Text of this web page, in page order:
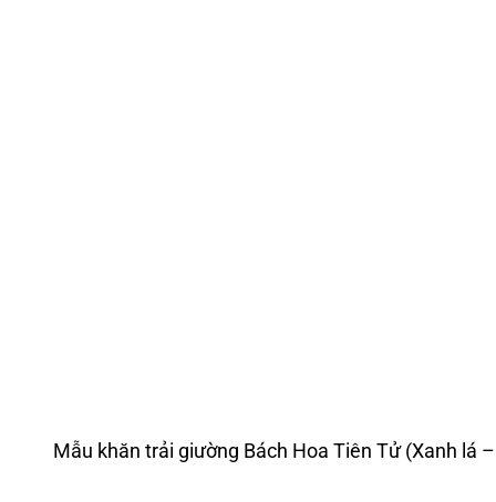
Mẫu khăn trải giường Bách Hoa Tiên Tử (Xanh lá